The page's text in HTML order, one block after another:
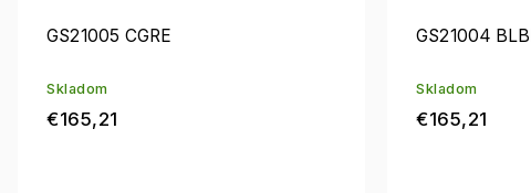
GS21005 CGRE
Skladom
€165,21
GS21004
Skladom
€165,21